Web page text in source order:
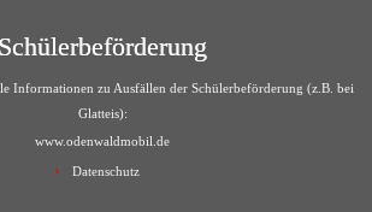
Schülerbeförderung
Informationen zu Ausfällen der Schülerbeförderung (z.B. bei
Glatteis):
www.odenwaldmobil.de
Datenschutz